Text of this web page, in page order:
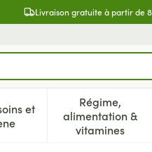
Livraison gratuite à partir de
et
le sous-menu pour la
Régime,
alimentation &
vitamines
Afficher